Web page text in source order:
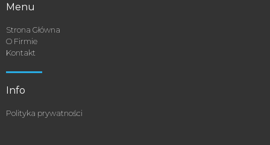
Menu
Strona Główna
O Firmie
Kontakt
Info
Polityka prywatności